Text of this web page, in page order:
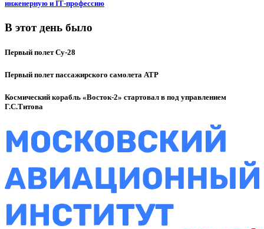
инженерную и IT‑профессию
В этот день было
Первый полет Су-28
Первый полет пассажирского самолета ATP
Космический корабль «Восток-2» стартовал в под управлением
Г.С.Титова